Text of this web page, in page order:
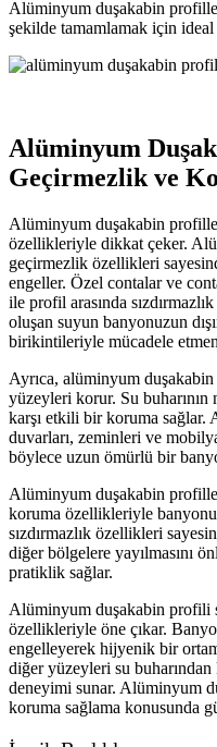
Alüminyum duşakabin
şekilde tamamlamak için ideal
Alüminyum
Geçirmezlik ve
Alüminyum duşakabin
özellikleriyle dikkat çeker.
geçirmezlik özellikleri
engeller. Özel contalar ve
ile profil arasında
oluşan suyun banyonuzun
birikintileriyle mücadele
Ayrıca, alüminyum
yüzeyleri korur. Su
karşı etkili bir koruma
duvarları, zeminleri ve
böylece uzun ömürlü bir
Alüminyum duşakabin
koruma özellikleriyle
sızdırmazlık özellikleri
diğer bölgelere yayılmasını
pratiklik sağlar.
Alüminyum duşakabin profili
özellikleriyle öne çıkar.
engelleyerek hijyenik bir
diğer yüzeyleri su
deneyimi sunar. Alüminyum
koruma sağlama konusunda